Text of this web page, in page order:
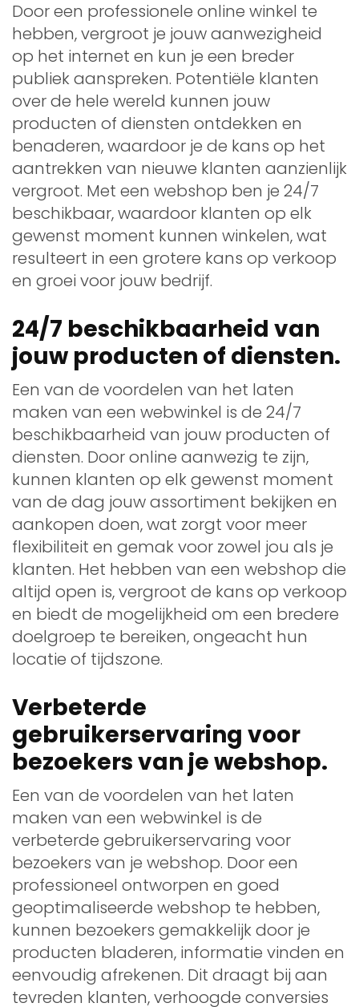
Door een professionele online winkel te
hebben, vergroot je jouw aanwezigheid
op het internet en kun je een breder
publiek aanspreken. Potentiële klanten
over de hele wereld kunnen jouw
producten of diensten ontdekken en
benaderen, waardoor je de kans op het
aantrekken van nieuwe klanten aanzienlijk
vergroot. Met een webshop ben je 24/7
beschikbaar, waardoor klanten op elk
gewenst moment kunnen winkelen, wat
resulteert in een grotere kans op verkoop
en groei voor jouw bedrijf.
24/7 beschikbaarheid van
jouw producten of diensten.
Een van de voordelen van het laten
maken van een webwinkel is de 24/7
beschikbaarheid van jouw producten of
diensten. Door online aanwezig te zijn,
kunnen klanten op elk gewenst moment
van de dag jouw assortiment bekijken en
aankopen doen, wat zorgt voor meer
flexibiliteit en gemak voor zowel jou als je
klanten. Het hebben van een webshop die
altijd open is, vergroot de kans op verkoop
en biedt de mogelijkheid om een bredere
doelgroep te bereiken, ongeacht hun
locatie of tijdszone.
Verbeterde
gebruikerservaring voor
bezoekers van je webshop.
Een van de voordelen van het laten
maken van een webwinkel is de
verbeterde gebruikerservaring voor
bezoekers van je webshop. Door een
professioneel ontworpen en goed
geoptimaliseerde webshop te hebben,
kunnen bezoekers gemakkelijk door je
producten bladeren, informatie vinden en
eenvoudig afrekenen. Dit draagt bij aan
tevreden klanten, verhoogde conversies